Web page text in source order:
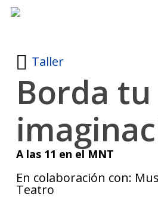
Skip
content Taller
Borda tu
A las 11 en el MNT
En colaboración con:
Teatro